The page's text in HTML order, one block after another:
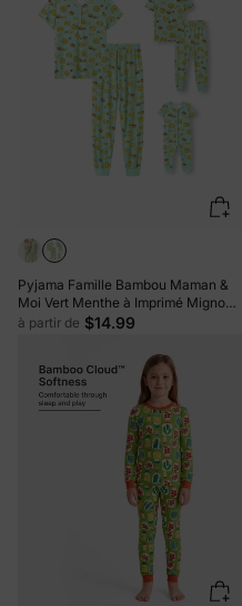
Pyjama Famille Bambou Maman &
Moi Vert Menthe à Imprimé Mignon
Thème Nourriture Dessin Animé
Ensemble Pyjama Assorti (Coupe
Ajustée pour Enfants) Bleu Clair
à partir de $14.99